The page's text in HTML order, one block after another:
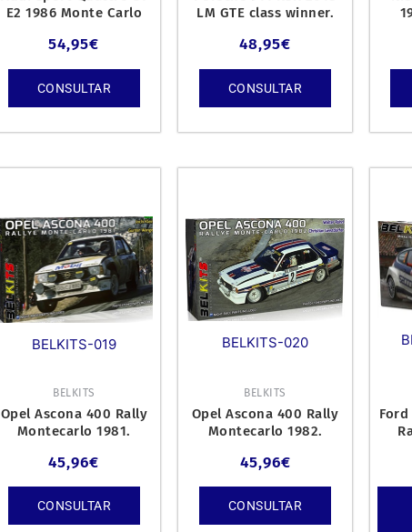
E2 1986 Monte Carlo
54,95€
CONSULTAR
LM GTE class winner.
48,95€
CONSULTAR
BELKITS-019
BELKITS
Opel Ascona 400 Rally
Montecarlo 1981.
45,96€
CONSULTAR
BELKITS-020
BELKITS
Opel Ascona 400 Rally
Montecarlo 1982.
45,96€
CONSULTAR